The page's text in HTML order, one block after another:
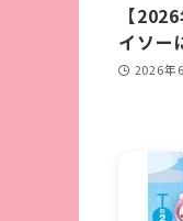
【
イソー
2026年